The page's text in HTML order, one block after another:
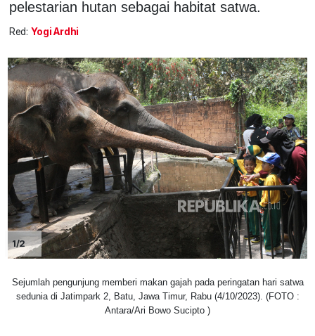
pelestarian hutan sebagai habitat satwa.
Red: Yogi Ardhi
1/2
Sejumlah pengunjung memberi makan gajah pada peringatan hari satwa
sedunia di Jatimpark 2, Batu, Jawa Timur, Rabu (4/10/2023). (FOTO :
Antara/Ari Bowo Sucipto )